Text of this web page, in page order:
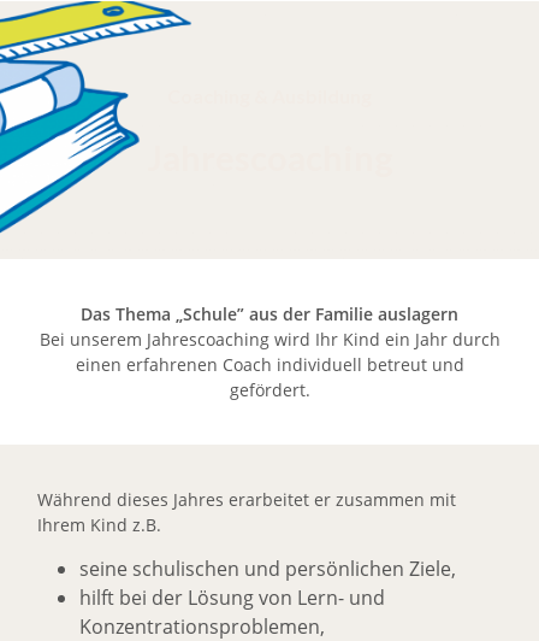
Das Thema „Schule” aus der Familie auslagern
Bei unserem Jahrescoaching wird Ihr Kind ein Jahr durch
einen erfahrenen Coach individuell betreut und
gefördert.
Während dieses Jahres erarbeitet er zusammen mit
Ihrem Kind z.B.
seine schulischen und persönlichen Ziele,
hilft bei der Lösung von Lern- und
Konzentrationsproblemen,